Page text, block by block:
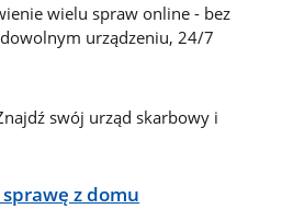
wielu spraw online - bez
urządzeniu, 24/7
swój urząd skarbowy i
sprawę z domu